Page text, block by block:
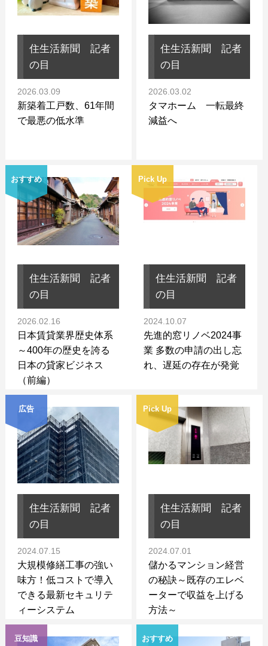
住生活新聞 記者
の目
2026.03.09
新築着工戸数、61年間
で最悪の低水準
住生活新聞 記者
の目
2026.03.02
タマホーム 一転最終
減益へ
おすすめ
住生活新聞 記者
の目
2026.02.16
日本賃貸業界歴史体系
～400年の歴史を誇る
日本の貸家ビジネス
（前編）
Pick Up
住生活新聞 記者
の目
2024.10.07
先進的窓リノベ2024事
業 多数の申請の出し忘
れ、遅延の存在が発覚
広告
住生活新聞 記者
の目
2024.07.15
大規模修繕工事の強い
味方！低コストで導入
できる最新セキュリテ
ィーシステム
Pick Up
住生活新聞 記者
の目
2024.07.01
儲かるマンション経営
の秘訣～既存のエレベ
ーターで収益を上げる
方法～
豆知識 おすすめ